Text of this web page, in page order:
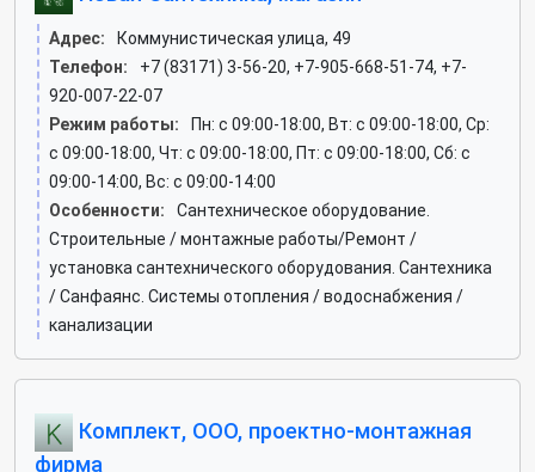
Адрес:
Коммунистическая улица, 49
Телефон:
+7 (83171) 3-56-20, +7-905-668-51-74, +7-
920-007-22-07
Режим работы:
Пн: c 09:00-18:00, Вт: c 09:00-18:00, Ср:
c 09:00-18:00, Чт: c 09:00-18:00, Пт: c 09:00-18:00, Сб: c
09:00-14:00, Вс: c 09:00-14:00
Особенности:
Сантехническое оборудование.
Строительные / монтажные работы/Ремонт /
установка сантехнического оборудования. Сантехника
/ Санфаянс. Системы отопления / водоснабжения /
канализации
Комплект, ООО, проектно-монтажная
фирма